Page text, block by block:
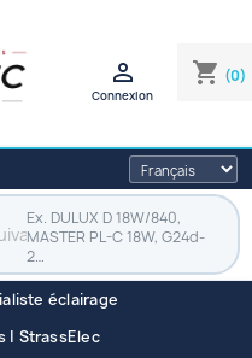
shopping_cart (0)

Connexion
Ex. DULUX D 18W/840,
MASTER PL-C 18W, G24d-
2…
éclairage
| StrassElec